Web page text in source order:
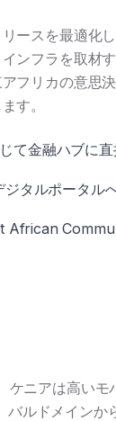
ースを最適化
ンフラを取材
フリカの意思
す。
金融ハブに直
タルポータルへ
African
ケニアは高いモ
バルドメインか